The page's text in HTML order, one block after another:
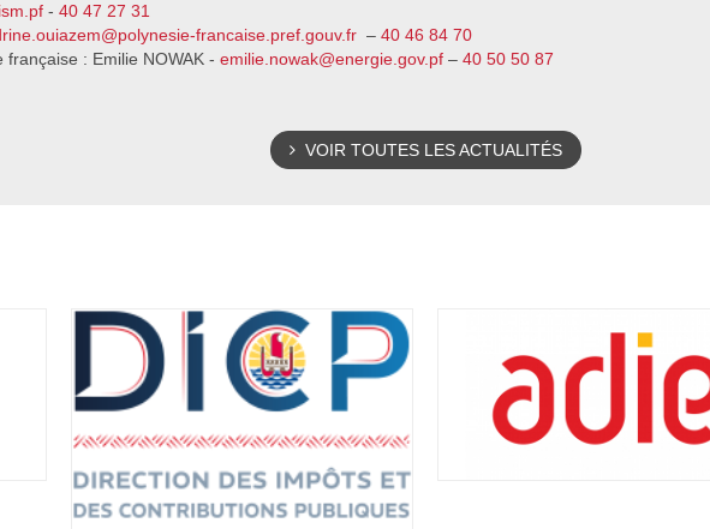
- 40 47 27 31
francaise.pref.gouv.fr – 40 46 84 70
: Emilie NOWAK - emilie.nowak@energie.gov.pf – 40 50 50 87
VOIR TOUTES LES ACTUALITÉS